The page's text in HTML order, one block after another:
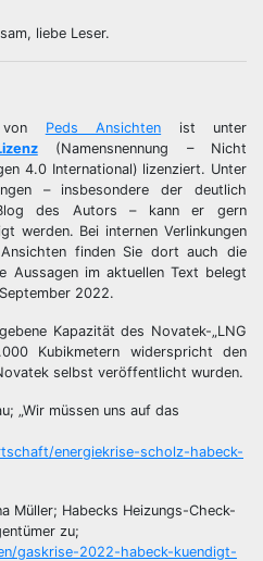
liebe Leser.
von Peds Ansichten ist unter
(Namensnennung – Nicht
4.0 International) lizenziert. Unter
– insbesondere der deutlich
des Autors – kann er gern
werden. Bei internen Verlinkungen
finden Sie dort auch die
Aussagen im aktuellen Text belegt
2022.
Kapazität des Novatek-„LNG
Kubikmetern widerspricht den
selbst veröffentlicht wurden.
„Wir müssen uns auf das
energiekrise-scholz-habeck-
Müller; Habecks Heizungs-Check-
zu;
gaskrise-2022-habeck-kuendigt-